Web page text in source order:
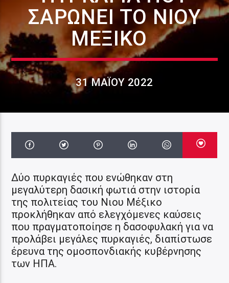
ΣΑΡΏΝΕΙ ΤΟ ΝΙΟΥ
ΜΈΞΙΚΟ
31 ΜΑΪ́ΟΥ 2022
Δύο πυρκαγιές που ενώθηκαν στη
μεγαλύτερη δασική φωτιά στην ιστορία
της πολιτείας του Νιου Μέξικο
προκλήθηκαν από ελεγχόμενες καύσεις
που πραγματοποίησε η δασοφυλακή για να
προλάβει μεγάλες πυρκαγιές, διαπίστωσε
έρευνα της ομοσπονδιακής κυβέρνησης
των ΗΠΑ.